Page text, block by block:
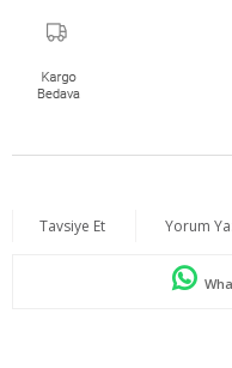
Tavsiye Et Yorum